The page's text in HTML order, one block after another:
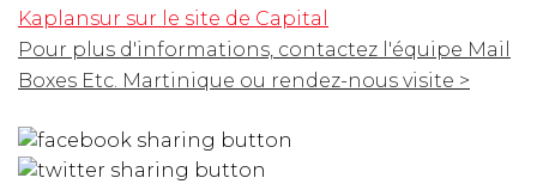
Kaplansur sur le site de Capital
Pour plus d'informations, contactez l'équipe Mail
Boxes Etc. Martinique ou rendez-nous visite >